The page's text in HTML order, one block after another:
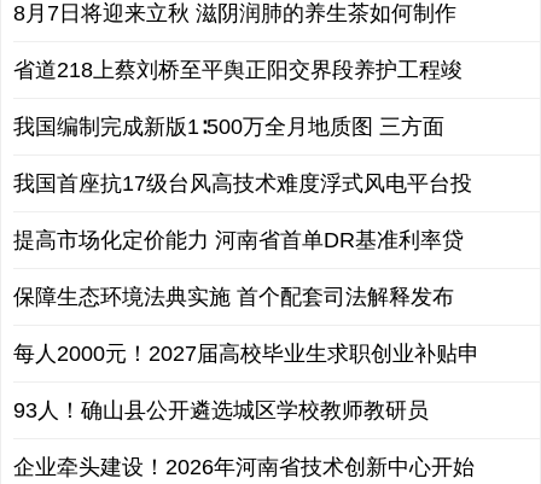
8月7日将迎来立秋 滋阴润肺的养生茶如何制作
省道218上蔡刘桥至平舆正阳交界段养护工程竣
我国编制完成新版1∶500万全月地质图 三方面
我国首座抗17级台风高技术难度浮式风电平台投
提高市场化定价能力 河南省首单DR基准利率贷
保障生态环境法典实施 首个配套司法解释发布
每人2000元！2027届高校毕业生求职创业补贴申
93人！确山县公开遴选城区学校教师教研员
企业牵头建设！2026年河南省技术创新中心开始